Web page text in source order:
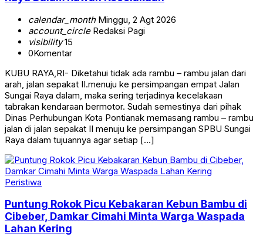
calendar_monthMinggu, 2 Agt 2026
account_circleRedaksi Pagi
visibility15
0Komentar
KUBU RAYA,RI- Diketahui tidak ada rambu – rambu jalan dari
arah, jalan sepakat II.menuju ke persimpangan empat Jalan
Sungai Raya dalam, maka sering terjadinya kecelakaan
tabrakan kendaraan bermotor. Sudah semestinya dari pihak
Dinas Perhubungan Kota Pontianak memasang rambu – rambu
jalan di jalan sepakat II menuju ke persimpangan SPBU Sungai
Raya dalam tujuannya agar setiap […]
Peristiwa
Puntung Rokok Picu Kebakaran Kebun Bambu di
Cibeber, Damkar Cimahi Minta Warga Waspada
Lahan Kering